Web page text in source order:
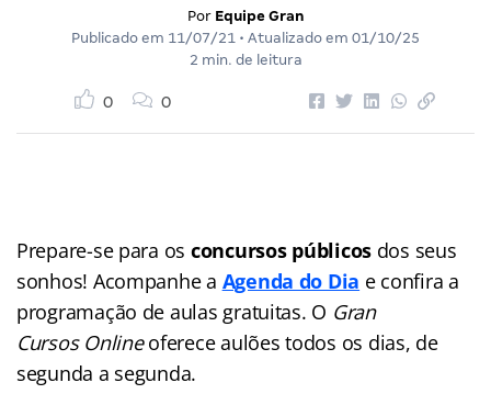
Por Equipe Gran
Publicado em 11/07/21 • Atualizado em 01/10/25
2 min. de leitura
0 0
Prepare-se para os concursos públicos dos seus
sonhos! Acompanhe a Agenda do Dia e confira a
programação de aulas gratuitas. O Gran
Cursos Onlineoferece aulões todos os dias, de
segunda a segunda.